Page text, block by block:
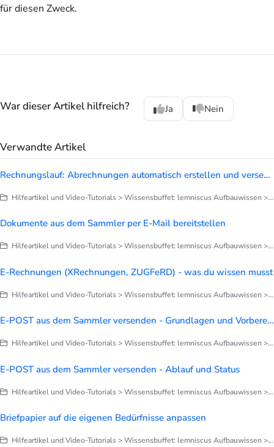
für diesen Zweck.
War dieser Artikel hilfreich? Ja Nein
Verwandte Artikel
Rechnungslauf: Abrechnungen automatisch erstellen und versenden
Hilfeartikel und Video-Tutorials > Wissensbuffet: lemniscus Aufbauwissen > Finanzen > Alles zu Rechnungen
Dokumente aus dem Sammler per E-Mail bereitstellen
Hilfeartikel und Video-Tutorials > Wissensbuffet: lemniscus Aufbauwissen > Briefe, Notizen, Dokumentation
E-Rechnungen (XRechnungen, ZUGFeRD) - was du wissen musst
Hilfeartikel und Video-Tutorials > Wissensbuffet: lemniscus Aufbauwissen > Finanzen > Alles zu Rechnungen
E-POST aus dem Sammler versenden - Grundlagen und Vorbereitung
Hilfeartikel und Video-Tutorials > Wissensbuffet: lemniscus Aufbauwissen > Briefe, Notizen, Dokumentation
E-POST aus dem Sammler versenden - Ablauf und Status
Hilfeartikel und Video-Tutorials > Wissensbuffet: lemniscus Aufbauwissen > Briefe, Notizen, Dokumentation
Briefpapier auf die eigenen Bedürfnisse anpassen
Hilfeartikel und Video-Tutorials > Wissensbuffet: lemniscus Aufbauwissen > Briefe, Notizen, Dokumentation > Briefpapier anpassen